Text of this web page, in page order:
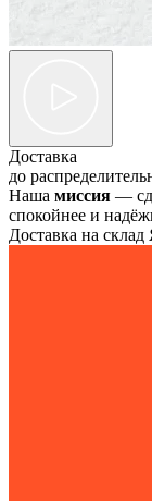
Доставка
до
Наша миссия —
спокойнее и
Доставка на